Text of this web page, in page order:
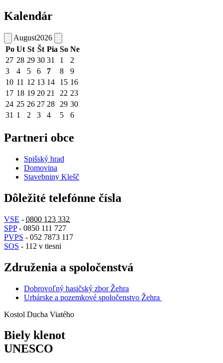
Kalendár
August2026
Po Ut St Št Pia So Ne
27 28 29 30 31 1
2
3
4 5 6 7 8
9
10 11 12 13 14 15 16
17 18 19 20 21 22 23
24 25 26 27 28 29 30
31 1 2 3 4 5 6
Partneri obce
Spišský hrad
Domovina
Stavebniny Klešč
Dôležité telefónne čísla
VSE - 0800 123 332
SPP- 0850 111 727
PVPS - 052 7873 117
SOS - 112 v tiesni
Združenia a spoločenstvá
Dobrovoľný hasičský zbor Žehra
Urbárske a pozemkové spoločenstvo Žehra
Kostol Ducha Viatého
Biely klenot
UNESCO